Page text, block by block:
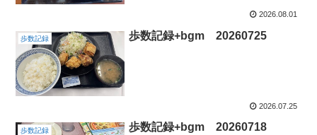
2026.08.01
歩数記録 歩数記録+bgm 20260725
2026.07.25
歩数記録 歩数記録+bgm 20260718